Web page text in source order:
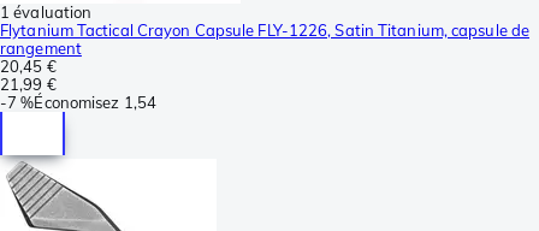
1 évaluation
Flytanium Tactical Crayon Capsule FLY-1226, Satin Titanium, capsule de
rangement
20,45 €
21,99 €
-7 %Économisez 1,54